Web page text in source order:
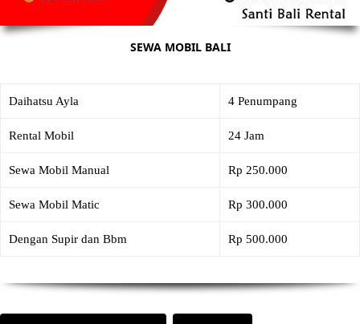
SEWA MOBIL BALI
Daihatsu Ayla 4 Penumpang
Rental Mobil 24 Jam
Sewa Mobil Manual Rp 250.000
Sewa Mobil Matic Rp 300.000
Dengan Supir dan Bbm Rp 500.000